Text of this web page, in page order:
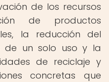
de los recursos
de productos
la reducción del
de un solo uso y la
de reciclaje y
concretas que